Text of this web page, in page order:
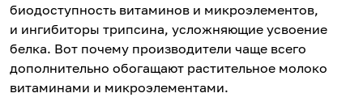
биодоступность витаминов и микроэлементов,
и ингибиторы трипсина, усложняющие усвоение
белка. Вот почему производители чаще всего
дополнительно обогащают растительное молоко
витаминами и микроэлементами.